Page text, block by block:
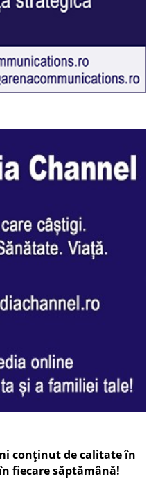
conținut de calitate în
fiecaresăptămână!